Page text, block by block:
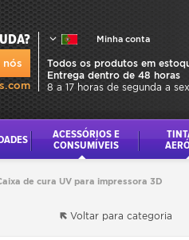
nós
Minha conta
Todos os produtos em
Entrega dentro de 48 horas
8 a 17 horas de segunda a
ACESSÓRIOS E
CONSUMÍVEIS
de cura UV para impressora 3D
Voltar para categoria